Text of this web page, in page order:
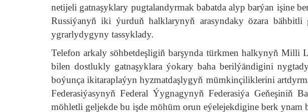
netijeli gatnaşyklary pugtalandyrmak babatda alyp barýan işine
Russiýanyň iki ýurduň halklarynyň arasyndaky özara bähbitli
ygrarlydygyny tassyklady.
Telefon arkaly söhbetdeşligiň barşynda türkmen halkynyň Milli
bilen dostlukly gatnaşyklara ýokary baha berilýändigini
boýunça ikitaraplaýyn hyzmatdaşlygyň mümkinçiliklerini
Federasiýasynyň Federal Ýygnagynyň Federasiýa Geňeşiniň
möhletli geljekde bu işde möhüm orun eýelejekdigine berk ynam